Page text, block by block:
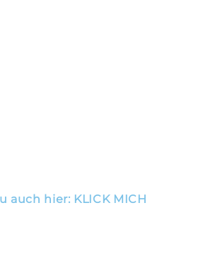
auch hier: KLICK MICH